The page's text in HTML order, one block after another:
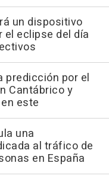
un dispositivo
el eclipse del día
predicción por el
Cantábrico y
este
una
al tráfico de
en España